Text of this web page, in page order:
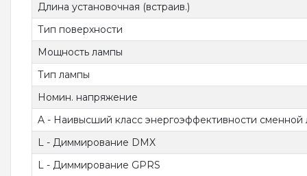
Длина установочная (встраив.)
Тип поверхности
Мощность лампы
Тип лампы
Номин. напряжение
A - Наивысший класс энергоэффективности сменной
L - Диммирование DMX
L - Диммирование GPRS